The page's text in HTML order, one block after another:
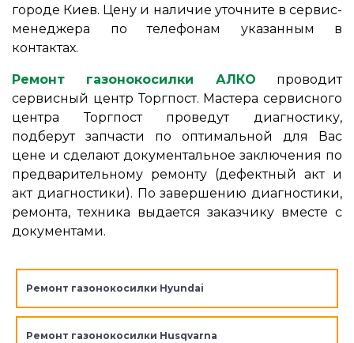
городе Киев. Цену и наличие уточните в сервис-
менеджера по телефонам указанным в
контактах.
Ремонт газонокосилки АЛКО проводит
сервисный центр Торгпост. Мастера сервисного
центра Торгпост проведут диагностику,
подберут запчасти по оптимальной для Вас
цене и сделают документальное заключения по
предварительному ремонту (дефектный акт и
акт диагностики). По завершению диагностики,
ремонта, техника выдается заказчику вместе с
документами.
Ремонт газонокосилки Hyundai
Ремонт газонокосилки Husqvarna